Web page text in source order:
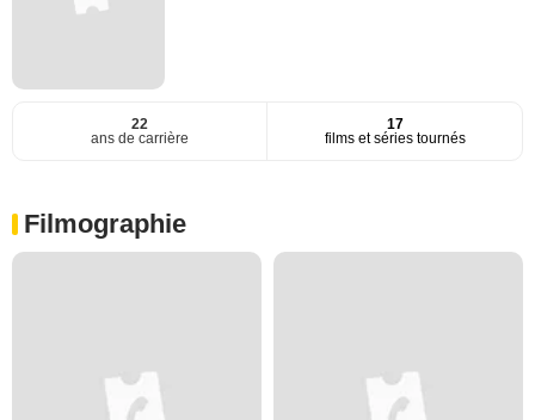
22
ans de carrière
17
films et séries tournés
Filmographie